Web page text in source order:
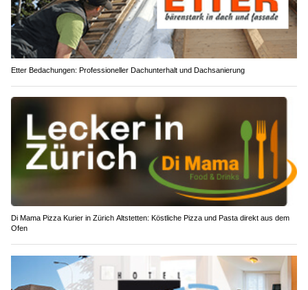
Etter Bedachungen: Professioneller Dachunterhalt und Dachsanierung
Di Mama Pizza Kurier in Zürich Altstetten: Köstliche Pizza und Pasta direkt aus dem
Ofen